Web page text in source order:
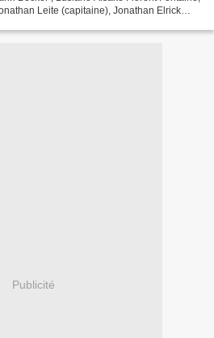
Leite (capitaine), Jonathan Elrick
Publicité